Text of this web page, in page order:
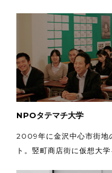
NPOタテマチ大学
2009年に金沢中心市街地
ト。竪町商店街に仮想大